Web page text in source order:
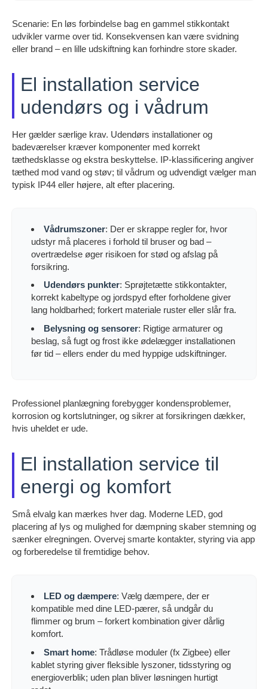
Scenarie: En løs forbindelse bag en gammel stikkontakt
udvikler varme over tid. Konsekvensen kan være svidning
eller brand – en lille udskiftning kan forhindre store skader.
El installation service
udendørs og i vådrum
Her gælder særlige krav. Udendørs installationer og
badeværelser kræver komponenter med korrekt
tæthedsklasse og ekstra beskyttelse. IP-klassificering angiver
tæthed mod vand og støv; til vådrum og udvendigt vælger man
typisk IP44 eller højere, alt efter placering.
Vådrumszoner: Der er skrappe regler for, hvor
udstyr må placeres i forhold til bruser og bad –
overtrædelse øger risikoen for stød og afslag på
forsikring.
Udendørs punkter: Sprøjtetætte stikkontakter,
korrekt kabeltype og jordspyd efter forholdene giver
lang holdbarhed; forkert materiale ruster eller slår fra.
Belysning og sensorer: Rigtige armaturer og
beslag, så fugt og frost ikke ødelægger installationen
før tid – ellers ender du med hyppige udskiftninger.
Professionel planlægning forebygger kondensproblemer,
korrosion og kortslutninger, og sikrer at forsikringen dækker,
hvis uheldet er ude.
El installation service til
energi og komfort
Små elvalg kan mærkes hver dag. Moderne LED, god
placering af lys og mulighed for dæmpning skaber stemning og
sænker elregningen. Overvej smarte kontakter, styring via app
og forberedelse til fremtidige behov.
LED og dæmpere: Vælg dæmpere, der er
kompatible med dine LED-pærer, så undgår du
flimmer og brum – forkert kombination giver dårlig
komfort.
Smart home: Trådløse moduler (fx Zigbee) eller
kablet styring giver fleksible lyszoner, tidsstyring og
energioverblik; uden plan bliver løsningen hurtigt